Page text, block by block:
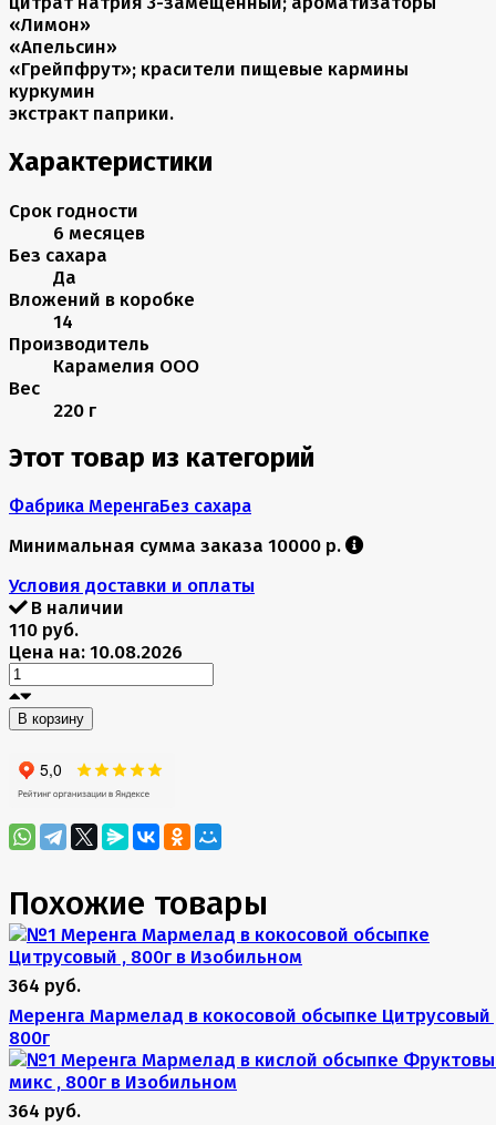
«Лимон»
«Апельсин»
«Грейпфрут»; красители пищевые кармины
куркумин
экстракт паприки.
Характеристики
Срок годности
6 месяцев
Без сахара
Да
Вложений в коробке
14
Производитель
Карамелия ООО
Вес
220 г
Этот товар из категорий
Фабрика МеренгаБез сахара
Минимальная сумма заказа 10000 р.
Условия доставки и оплаты
В наличии
110 руб.
Цена на: 10.08.2026
В корзину
Похожие товары
364 руб.
Меренга Мармелад в кокосовой обсыпке Цитрусовый
800г
364 руб.